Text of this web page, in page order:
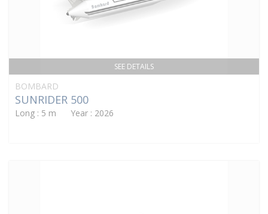
SEE DETAILS
BOMBARD
SUNRIDER 500
Long : 5 m Year : 2026